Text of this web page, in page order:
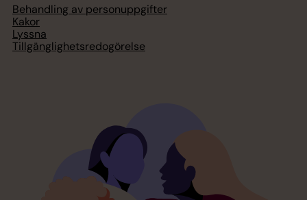
Behandling av personuppgifter
Kakor
Lyssna
Tillgänglighetsredogörelse